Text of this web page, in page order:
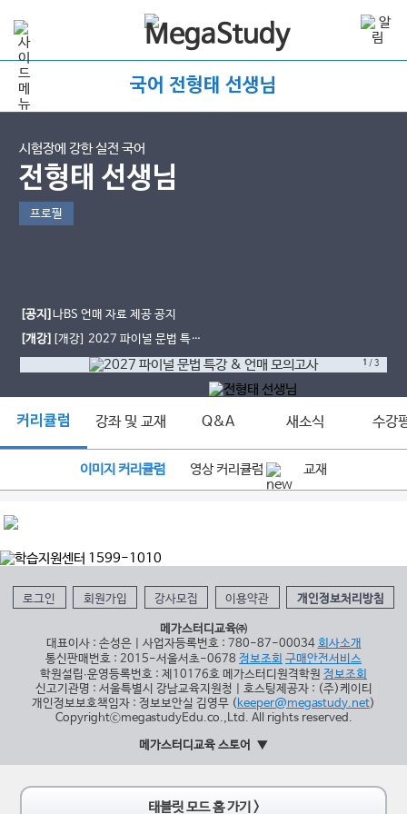
국어 전형태 선생님
시험장에 강한 실전 국어
전형태 선생님
프로필
[공지]나BS 언매 자료 제공 공지
[개강] [개강] 2027 파이널 문법 특강
& 언매 모의고사 12회
1 /3
커리큘럼 강좌 및 교재 Q&A 새소식 수강
이미지 커리큘럼 영상 커리큘럼 교재
로그인 회원가입 강사모집 이용약관 개인정보처리방침
메가스터디교육㈜
대표이사 : 손성은 | 사업자등록번호 : 780-87-00034 회사소개
통신판매번호 : 2015-서울서초-0678 정보조회 구매안전서비스
학원설립∙운영등록번호 : 제10176호 메가스터디원격학원 정보조회
신고기관명 : 서울특별시 강남교육지원청 | 호스팅제공자 : (주)케이티
개인정보보호책임자 : 정보보안실 김영무 (keeper@megastudy.net)
CopyrightⓒmegastudyEdu.co.,Ltd. All rights reserved.
메가스터디교육 스토어
태블릿 모드 홈 가기 >